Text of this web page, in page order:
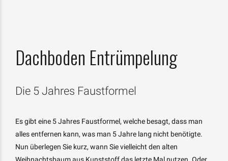
Dachboden Entrümpelung
Die 5 Jahres Faustformel
Es gibt eine 5 Jahres Faustformel, welche besagt, dass man
alles entfernen kann, was man 5 Jahre lang nicht benötigte.
Nun überlegen Sie kurz, wann Sie vielleicht den alten